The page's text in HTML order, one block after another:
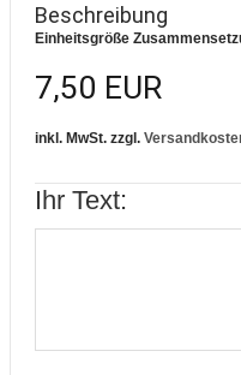
Beschreibung
Einheitsgröße
7,50 EUR
inkl. MwSt. zzgl.
Ihr Text: